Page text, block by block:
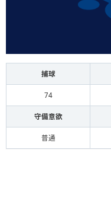
捕球
74
守備意欲
普通